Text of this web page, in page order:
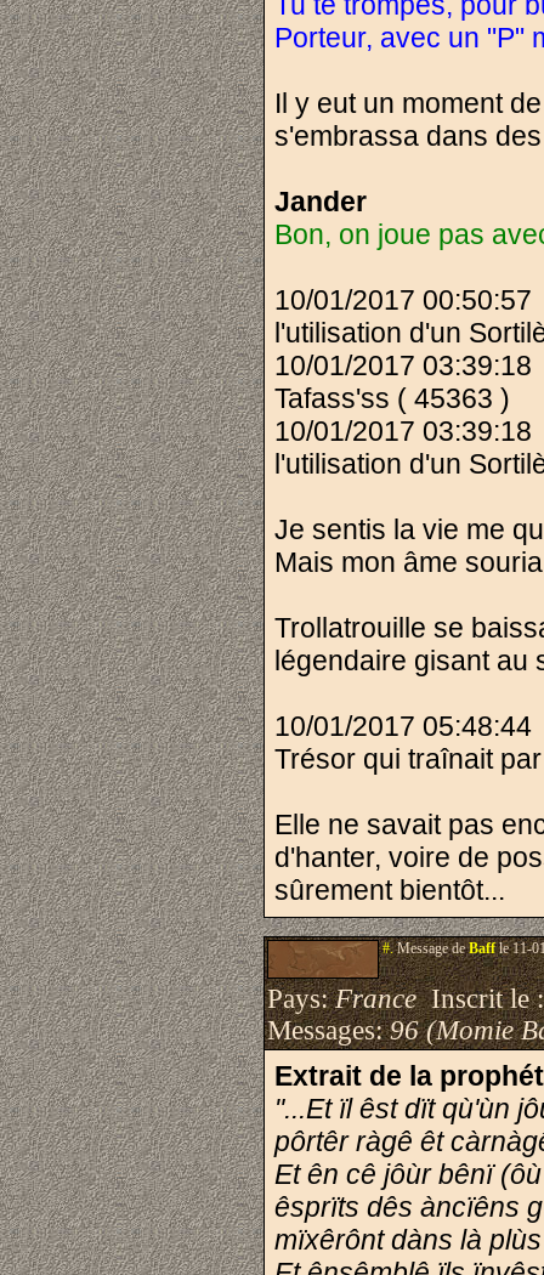
Porteur, avec un "P"
Il y eut un moment
s'embrassa dans
Jander
Bon, on joue pas
10/01/2017
l'utilisation d'un
10/01/2017
Tafass'ss ( 45363 )
10/01/2017
l'utilisation d'un
Je sentis la vie me
Mais mon âme
Trollatrouille se
légendaire gisant au
10/01/2017
Trésor qui traînait
Elle ne savait pas
d'hanter, voire de
sûrement bientôt...
#.Message deBaffle 11-
Pays:FranceInscrit le
Messages:96 (Momie
Extrait de la
"...Et ïl êst dït qù'ùn
pôrtêr ràgê êt
Et ên cê jôùr bênï
êsprïts dês àncïêns
mïxêrônt dàns là